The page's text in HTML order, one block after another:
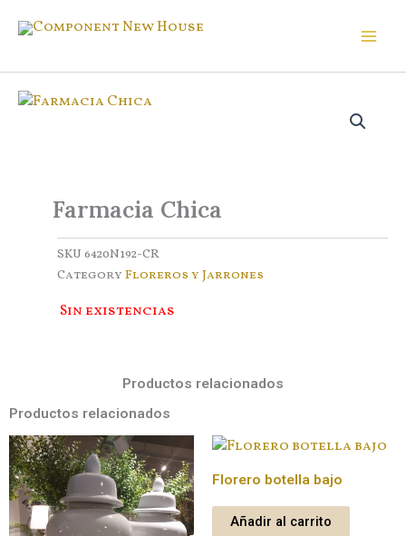
Farmacia Chica
SKU 6420N192-CR
Category Floreros y Jarrones
Sin existencias
Productos relacionados
Productos relacionados
Florero botella bajo
Añadir al carrito